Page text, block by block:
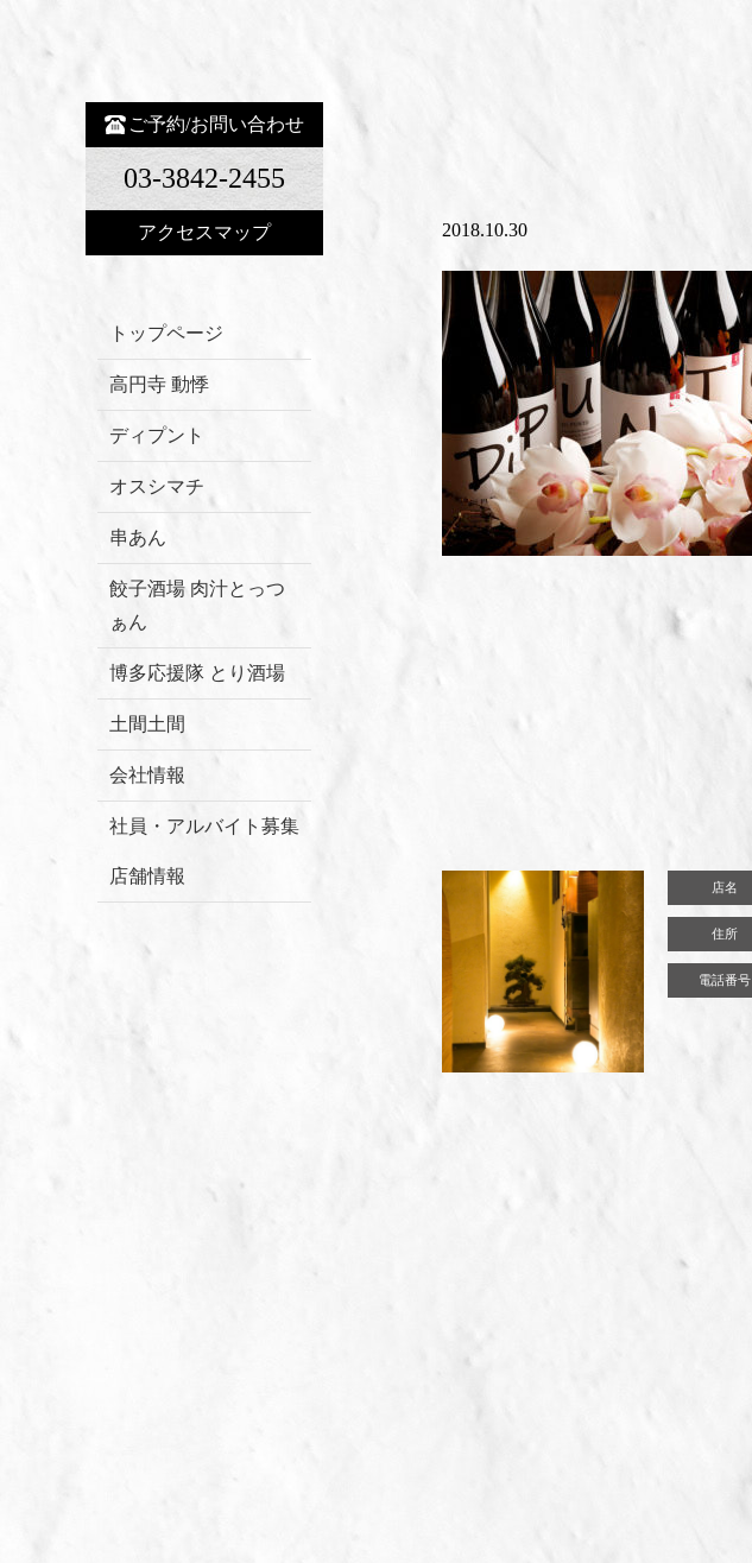
ご予約/お問い合わせ
03-3842-2455
アクセスマップ
トップページ
高円寺 動悸
ディプント
オスシマチ
串あん
餃子酒場 肉汁とっつ
ぁん
博多応援隊 とり酒場
土間土間
会社情報
社員・アルバイト募集
店舗情報
2018.10.30
店名
住所
電話番号